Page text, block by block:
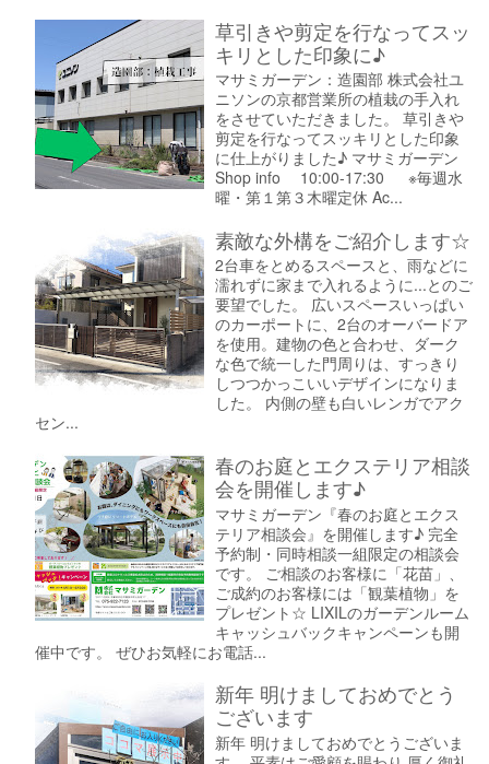
草引きや剪定を行なってスッ
キリとした印象に♪
マサミガーデン：造園部 株式会社ユ
ニソンの京都営業所の植栽の手入れ
をさせていただきました。 草引きや
剪定を行なってスッキリとした印象
に仕上がりました♪ マサミガーデン
Shop info 10:00-17:30 ※毎週水
曜・第１第３木曜定休 Ac...
素敵な外構をご紹介します☆
2台車をとめるスペースと、雨などに
濡れずに家まで入れるように...とのご
要望でした。 広いスペースいっぱい
のカーポートに、2台のオーバードア
を使用。建物の色と合わせ、ダーク
な色で統一した門周りは、すっきり
しつつかっこいいデザインになりま
した。 内側の壁も白いレンガでアク
セン...
春のお庭とエクステリア相談
会を開催します♪
マサミガーデン『春のお庭とエクス
テリア相談会』を開催します♪ 完全
予約制・同時相談一組限定の相談会
です。 ご相談のお客様に「花苗」、
ご成約のお客様には「観葉植物」を
プレゼント☆ LIXILのガーデンルーム
キャッシュバックキャンペーンも開
催中です。 ぜひお気軽にお電話...
新年 明けましておめでとう
ございます
新年 明けましておめでとうございま